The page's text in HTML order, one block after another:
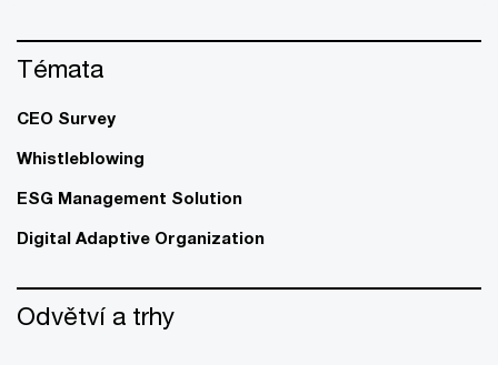
Témata
CEO Survey
Whistleblowing
ESG Management Solution
Digital Adaptive Organization
Odvětví a trhy